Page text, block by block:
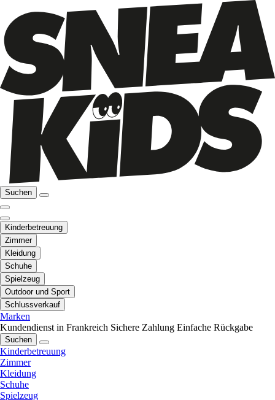
Suchen
Kinderbetreuung
Zimmer
Kleidung
Schuhe
Spielzeug
Outdoor und Sport
Schlussverkauf
Marken
Kundendienst in Frankreich Sichere Zahlung Einfache Rückgabe
Suchen
Kinderbetreuung
Zimmer
Kleidung
Schuhe
Spielzeug